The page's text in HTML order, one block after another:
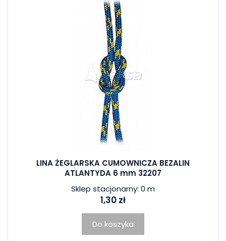
LINA ŻEGLARSKA CUMOWNICZA BEZALIN
ATLANTYDA 6 mm 32207
Sklep stacjonarny: 0 m
1,30 zł
Do koszyka